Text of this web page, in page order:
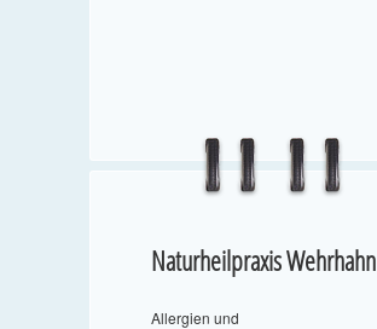
Naturheilpraxis Wehrhahn
Allergien und